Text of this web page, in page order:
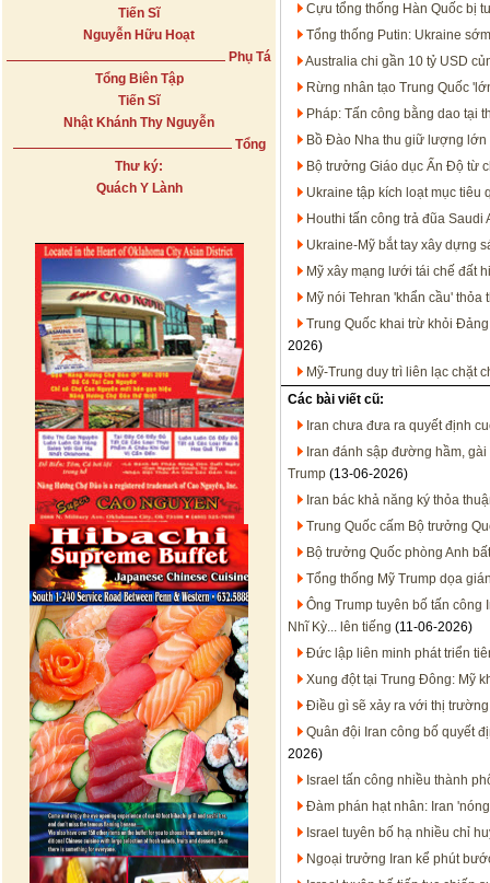
Tiến Sĩ
Nguyễn Hữu Hoạt
Phụ Tá
Tổng Biên Tập
Tiến Sĩ
Nhật Khánh Thy Nguyễn
Tổng
Thư ký:
Quách Y Lành
Cựu tổng thống Hàn Quốc bị
Tổng thống Putin: Ukraine
Australia chi gần 10 tỷ USD
Rừng nhân tạo Trung Quốc
Pháp: Tấn công bằng dao tại
Bồ Đào Nha thu giữ lượng
Bộ trưởng Giáo dục Ấn Độ từ
Ukraine tập kích loạt mục tiêu
Houthi tấn công trả đũa
Ukraine-Mỹ bắt tay xây dựng
Mỹ xây mạng lưới tái chế đất
Mỹ nói Tehran 'khẩn cầu'
Trung Quốc khai trừ khỏi
2026)
Mỹ-Trung duy trì liên lạc chặt
Các bài viết cũ:
Iran chưa đưa ra quyết định
Iran đánh sập đường hầm,
Trump (13-06-2026)
Iran bác khả năng ký thỏa
Trung Quốc cấm Bộ trưởng
Bộ trưởng Quốc phòng Anh
Tổng thống Mỹ Trump dọa
Ông Trump tuyên bố tấn công
Nhĩ Kỳ... lên tiếng (11-06-2026)
Đức lập liên minh phát triển
Xung đột tại Trung Đông: Mỹ
Điều gì sẽ xảy ra với thị
Quân đội Iran công bố quyết
2026)
Israel tấn công nhiều thành
Đàm phán hạt nhân: Iran
Israel tuyên bố hạ nhiều chỉ
Ngoại trưởng Iran kể phút